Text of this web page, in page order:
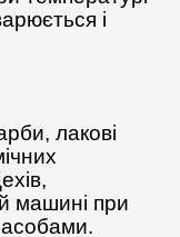
і
лакові
машині при